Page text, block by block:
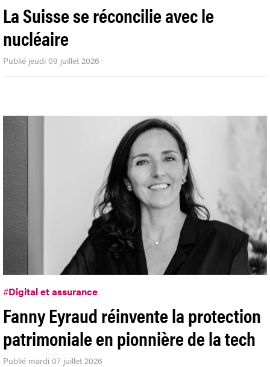
La Suisse se réconcilie avec le
nucléaire
Publié jeudi 09 juillet 2026
#Digital et assurance
Fanny Eyraud réinvente la protection
patrimoniale en pionnière de la tech
Publié mardi 07 juillet 2026